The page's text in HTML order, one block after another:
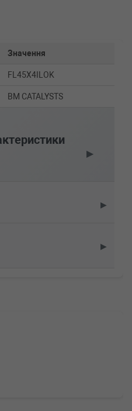
Значення
FL45X4ILOK
BM CATALYSTS
▶
▶
▶